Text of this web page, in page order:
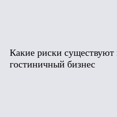
Какие риски существуют
гостиничный бизнес